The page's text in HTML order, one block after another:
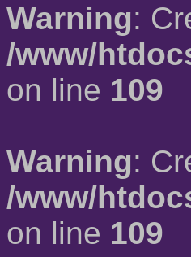
Warning:
/www/
on line 109
Warning:
/www/
on line 109